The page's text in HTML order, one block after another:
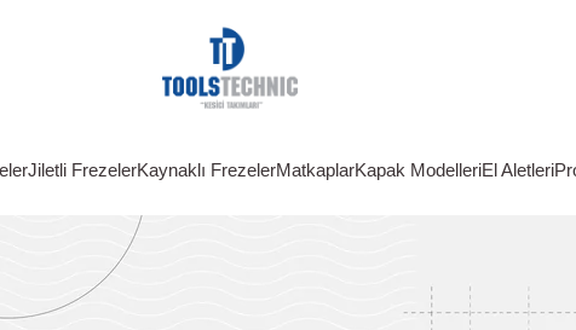
Jiletli FrezelerKaynaklı FrezelerMatkaplarKapak ModelleriEl Aletleri